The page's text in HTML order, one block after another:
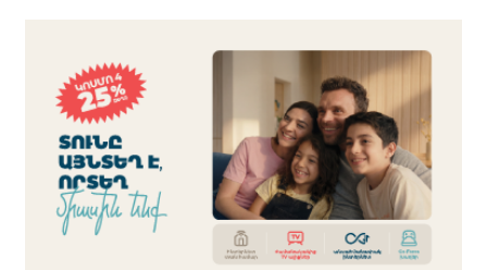
Young Musician from the “Born in Artsakh”
Program, Arsen Safaryan, Performed at the
Anniversary Concert of the “Artis Futura”
Foundation with the Moscow “Russian
Philharmonia” Symphony Orchestra
9 months ago
Young Musicians of the “Born in Artsakh” Program
Bring the Voice of Artsakh to Moscow